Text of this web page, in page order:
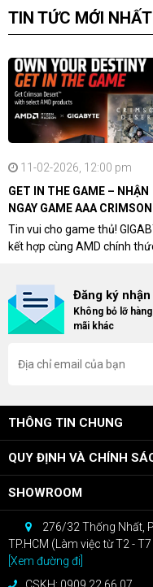
Hỗ trợ tiếp xúc đồng đều
hóa khả năng truyền nhiệt
HIỆU SUẤT ĐỈNH
THÔNG SỐ KỸ
Model : ROG
AI Performance
Bus Standard:
CUDA Core:
Bộ nhớ: 32GB
Xung nhịp:
OC Mode
TIN TỨC MỚI NHẤT
11-02-2026, 12:00 pm
GET IN THE GAME – NHẬN
NGAY GAME AAA CRIMSON
DESERT CÙNG GIGABYTE
AMD
Tin vui cho game thủ!
kết hợp cùng AMD chính
khách hàng sở hữu VGA
RX 9070 / RX 9070 XT.
Đăng ký
Không bỏ lỡ
mãi khác
THÔNG TIN CHUNG
QUY ĐỊNH VÀ CHÍNH
SHOWROOM
276/32 Thống Nhất,
TP.HCM (Làm việc từ T2 -
[Xem đường đi]